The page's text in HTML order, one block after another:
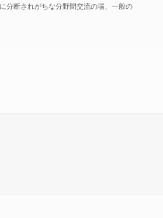
分断されがちな分野間交流の場、一般の